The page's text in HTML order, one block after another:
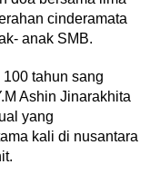
cinderamata
anak SMB.
tahun sang
Ashin Jinarakhita
yang
kali di nusantara